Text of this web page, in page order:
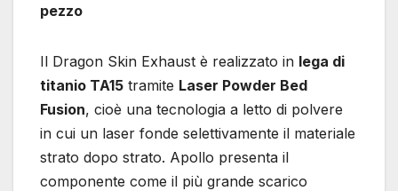
pezzo
Il Dragon Skin Exhaust è realizzato in lega di
titanio TA15 tramite Laser Powder Bed
Fusion, cioè una tecnologia a letto di polvere
in cui un laser fonde selettivamente il materiale
strato dopo strato. Apollo presenta il
componente come il più grande scarico